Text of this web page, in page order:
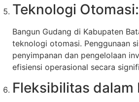
Teknologi Otomasi:
Bangun Gudang di Kabupaten
teknologi otomasi. Penggunaan
penyimpanan dan pengelolaan
efisiensi operasional secara
Fleksibilitas dalam